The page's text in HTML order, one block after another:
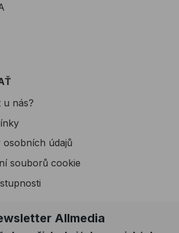
nás?
osobních údajů
souborů cookie
Allmedia